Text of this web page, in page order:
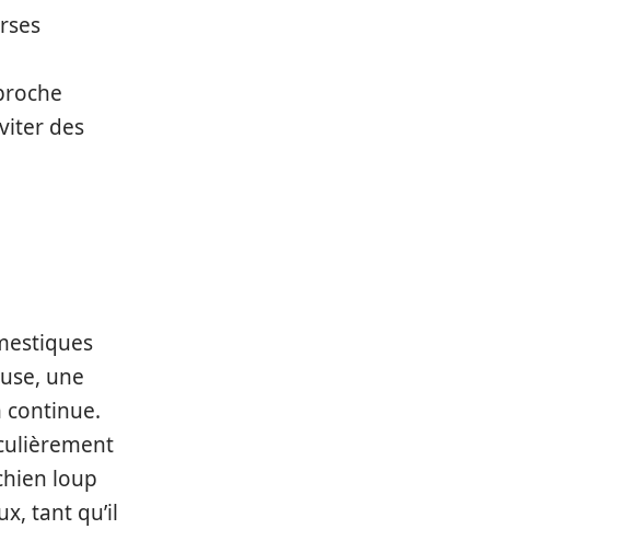
des
une
continue.
loup
tant qu’il